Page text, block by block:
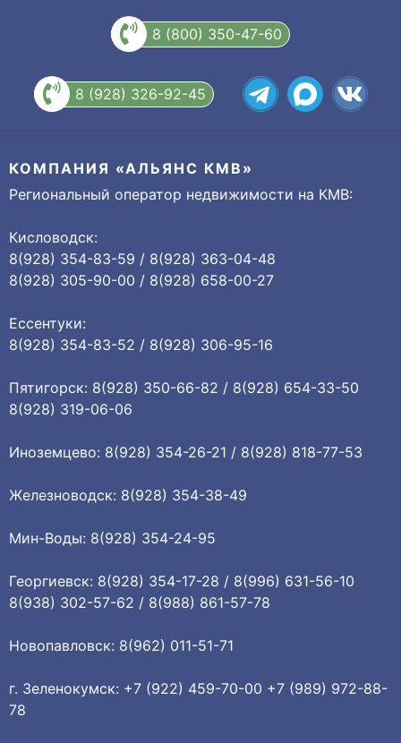
8 (800) 350-47-60
8 (928) 326-92-45
КОМПАНИЯ «АЛЬЯНС КМВ»
Региональный оператор недвижимости на КМВ:
Кисловодск:
8(928) 354-83-59 / 8(928) 363-04-48
8(928) 305-90-00 / 8(928) 658-00-27
Ессентуки:
8(928) 354-83-52 / 8(928) 306-95-16
Пятигорск: 8(928) 350-66-82 / 8(928) 654-33-50
8(928) 319-06-06
Иноземцево: 8(928) 354-26-21 / 8(928) 818-77-53
Железноводск: 8(928) 354-38-49
Мин-Воды: 8(928) 354-24-95
Георгиевск: 8(928) 354-17-28 / 8(996) 631-56-10
8(938) 302-57-62 / 8(988) 861-57-78
Новопавловск: 8(962) 011-51-71
г. Зеленокумск: +7 (922) 459-70-00 +7 (989) 972-88-
78